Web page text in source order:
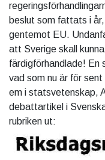
beslut som fattats i
gentemot EU.
att Sverige skall
färdigförhandlade! En
vad som nu är för
em i statsvetenskap,
debattartikel i
rubriken ut: